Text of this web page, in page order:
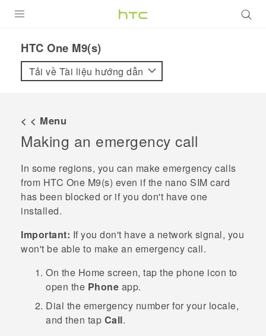
VIVE
VIVERSE
ỨNG DỤNG
HỖ TRỢ
HTC One M9(s)‎
Tải về Tài liệu hướng dẫn
< < Menu
Making an emergency call
In some regions, you can make emergency calls
from HTC One M9‍(‍s‍) even if the nano SIM card
has been blocked or if you don't have one
installed.
Important: If you don't have a network signal, you
won't be able to make an emergency call.
On the Home screen, tap the phone icon to
open the Phone app.
Dial the emergency number for your locale,
and then tap Call.